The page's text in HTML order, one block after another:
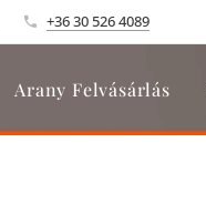
+36 30 526 4089
Arany Felvásárlás